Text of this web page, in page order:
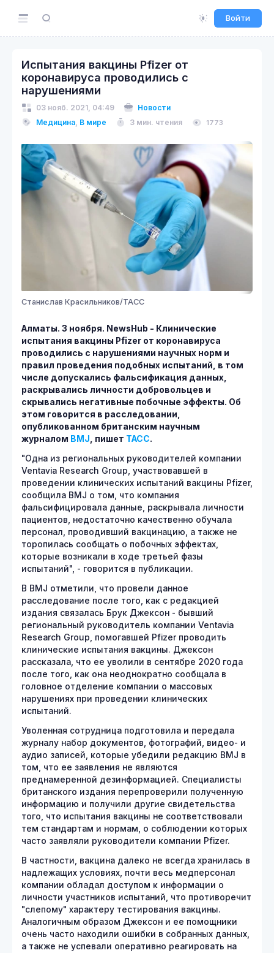
Войти
Испытания вакцины Pfizer от
коронавируса проводились с
нарушениями
03 нояб. 2021, 04:49
Новости
Медицина, В мире 3 мин. чтения 1773
Станислав Красильников/ТАСС
Алматы. 3 ноября. NewsHub - Клинические
испытания вакцины Pfizer от коронавируса
проводились с нарушениями научных норм и
правил проведения подобных испытаний, в том
числе допускались фальсификация данных,
раскрывались личности добровольцев и
скрывались негативные побочные эффекты. Об
этом говорится в расследовании,
опубликованном британским научным
журналом BMJ , пишет ТАСС.
"Одна из региональных руководителей компании
Ventavia Research Group, участвовавшей в
проведении клинических испытаний вакцины Pfizer,
сообщила BMJ о том, что компания
фальсифицировала данные, раскрывала личности
пациентов, недостаточно качественно обучала
персонал, проводивший вакцинацию, а также не
торопилась сообщать о побочных эффектах,
которые возникали в ходе третьей фазы
испытаний", - говорится в публикации.
В BMJ отметили, что провели данное
расследование после того, как с редакцией
издания связалась Брук Джексон - бывший
региональный руководитель компании Ventavia
Research Group, помогавшей Pfizer проводить
клинические испытания вакцины. Джексон
рассказала, что ее уволили в сентябре 2020 года
после того, как она неоднократно сообщала в
головное отделение компании о массовых
нарушениях при проведении клинических
испытаний.
Уволенная сотрудница подготовила и передала
журналу набор документов, фотографий, видео- и
аудио записей, которые убедили редакцию BMJ в
том, что ее заявления не являются
преднамеренной дезинформацией. Специалисты
британского издания перепроверили полученную
информацию и получили другие свидетельства
того, что испытания вакцины не соответствовали
тем стандартам и нормам, о соблюдении которых
часто заявляли руководители компании Pfizer.
В частности, вакцина далеко не всегда хранилась в
надлежащих условиях, почти весь медперсонал
компании обладал доступом к информации о
личности участников испытаний, что противоречит
"слепому" характеру тестирования вакцины.
Аналогичным образом Джексон и ее помощники
очень часто находили ошибки в собранных данных,
а также не успевали оперативно реагировать на